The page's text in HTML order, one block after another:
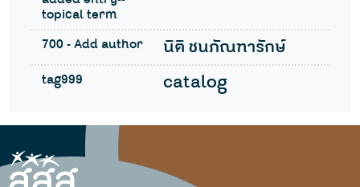
topical term
700 - Add author นิติ ชนภัณฑารักษ์
tag999 catalog